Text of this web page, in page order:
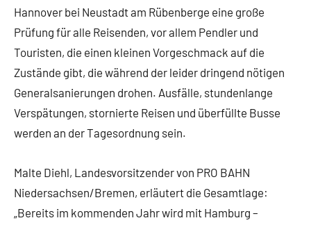
Hannover bei Neustadt am Rübenberge eine große
Prüfung für alle Reisenden, vor allem Pendler und
Touristen, die einen kleinen Vorgeschmack auf die
Zustände gibt, die während der leider dringend nötigen
Generalsanierungen drohen. Ausfälle, stundenlange
Verspätungen, stornierte Reisen und überfüllte Busse
werden an der Tagesordnung sein.
Malte Diehl, Landesvorsitzender von PRO BAHN
Niedersachsen/Bremen, erläutert die Gesamtlage:
„Bereits im kommenden Jahr wird mit Hamburg –